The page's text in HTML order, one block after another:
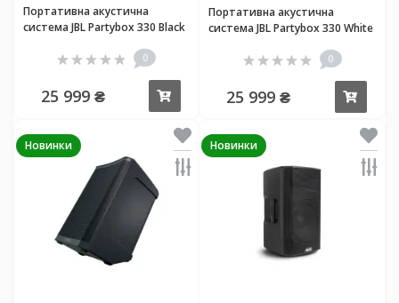
Портативна акустична
система JBL Partybox 330 Black
0
25 999 ₴
Портативна акустична
система JBL Partybox 330 White
0
25 999 ₴
Новинки Новинки